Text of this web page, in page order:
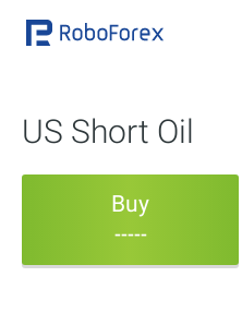
US Short Oil
Buy
-----